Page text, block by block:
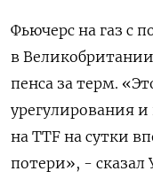
Фьючерс на газ с
в
пенса за терм.
урегулирования
на TTF на сутки
потери», - сказал